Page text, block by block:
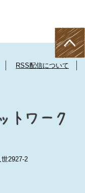
RSS配信について
2927-2